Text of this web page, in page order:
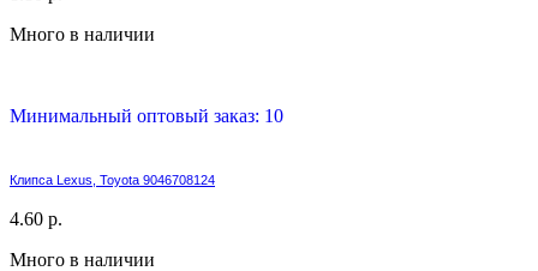
Много в наличии
Минимальный оптовый заказ: 10
Клипса Lexus, Toyota 9046708124
4.60 р.
Много в наличии